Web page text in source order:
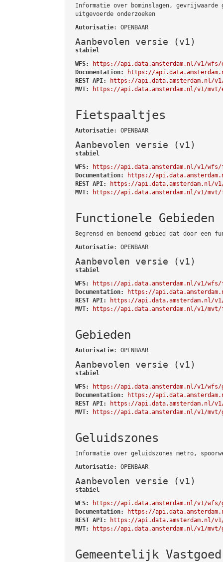
Informatie over bominslagen, gevrijwaarde
uitgevoerde onderzoeken
Autorisatie: OPENBAAR
Aanbevolen versie (v1)
stabiel
WFS:
https://api.data.amsterdam.nl/v1/wfs/
Documentation:
https://
REST API:
https://api.data.amsterdam.nl/
MVT:
https://api.data.amsterdam.nl/v1/mvt/
Fietspaaltjes
Autorisatie: OPENBAAR
Aanbevolen versie (v1)
stabiel
WFS:
https://api.data.amsterdam.nl/v1/
Documentation:
https://
REST API:
https://api.data.amsterdam.nl/
MVT:
https://api.data.amsterdam.nl/v1/
Functionele Gebieden
Begrensd en benoemd gebied dat door een
Autorisatie: OPENBAAR
Aanbevolen versie (v1)
stabiel
WFS:
https://api.data.amsterdam.nl/v1/wfs/
Documentation:
https://
REST API:
https://api.data.amsterdam.nl/
MVT:
https://api.data.amsterdam.nl/v1/mvt/
Gebieden
Autorisatie: OPENBAAR
Aanbevolen versie (v1)
stabiel
WFS:
https://api.data.amsterdam.nl/v1/wfs/
Documentation:
https://
REST API:
https://api.data.amsterdam.nl/
MVT:
https://api.data.amsterdam.nl/v1/mvt/
Geluidszones
Informatie over geluidszones metro,
Autorisatie: OPENBAAR
Aanbevolen versie (v1)
stabiel
WFS:
https://api.data.amsterdam.nl/v1/wfs/
Documentation:
https://
REST API:
https://api.data.amsterdam.nl/
MVT:
https://api.data.amsterdam.nl/v1/mvt/
Gemeentelijk Vastgoed